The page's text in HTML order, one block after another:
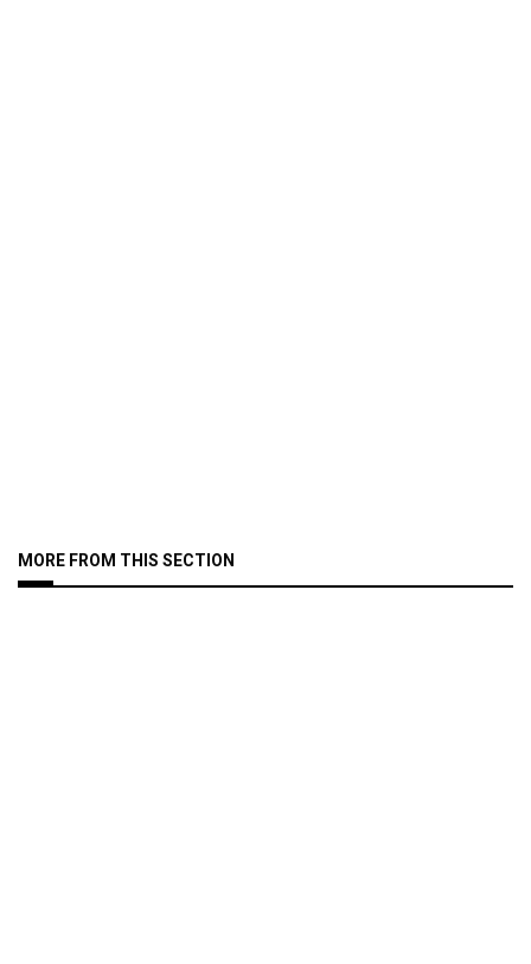
MORE FROM THIS SECTION